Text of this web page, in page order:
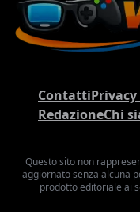
Contatti
RedazioneChi
Questo sito non
aggiornato senza alcuna
prodotto editoriale ai